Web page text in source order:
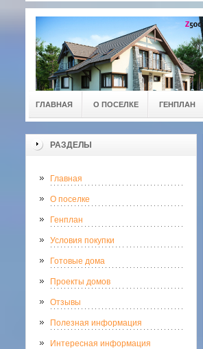
ГЛАВНАЯ О ПОСЕЛКЕ ГЕНПЛАН
РАЗДЕЛЫ
Главная
О поселке
Генплан
Условия покупки
Готовые дома
Проекты домов
Отзывы
Полезная информация
Интересная информация